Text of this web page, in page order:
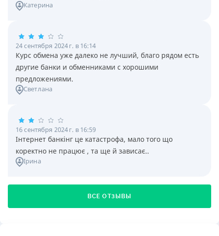
Катерина
24 сентября 2024 г. в 16:14
Курс обмена уже далеко не лучший, благо рядом есть
другие банки и обменниками с хорошими
предложениями.
Светлана
16 сентября 2024 г. в 16:59
Інтернет банкінг це катастрофа, мало того що
коректно не працює , та ще й зависає..
Ірина
ВСЕ ОТЗЫВЫ